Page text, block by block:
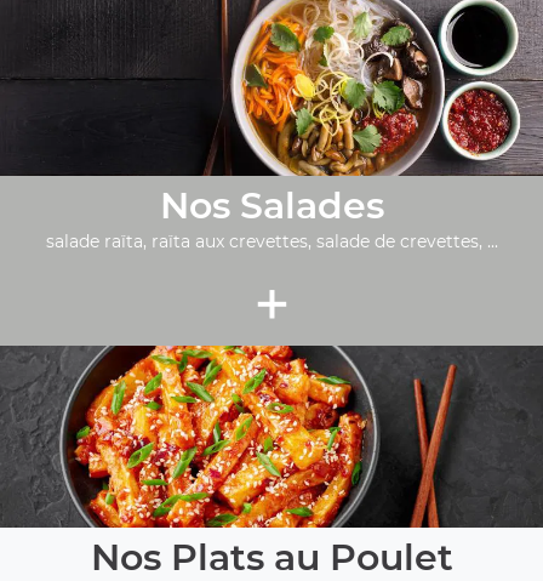
Nos Salades
salade raïta, raïta aux crevettes, salade de crevettes, ...
+
Nos Plats au Poulet